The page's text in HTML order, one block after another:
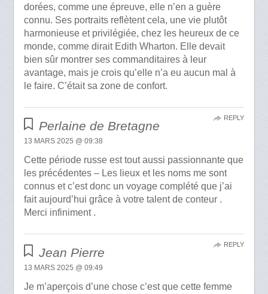
dorées, comme une épreuve, elle n’en a guère
connu. Ses portraits reflètent cela, une vie plutôt
harmonieuse et privilégiée, chez les heureux de ce
monde, comme dirait Edith Wharton. Elle devait
bien sûr montrer ses commanditaires à leur
avantage, mais je crois qu’elle n’a eu aucun mal à
le faire. C’était sa zone de confort.
Perlaine de Bretagne
13 MARS 2025 @ 09:38
Cette période russe est tout aussi passionnante que
les précédentes – Les lieux et les noms me sont
connus et c’est donc un voyage complété que j’ai
fait aujourd’hui grâce à votre talent de conteur .
Merci infiniment .
REPLY
Jean Pierre
13 MARS 2025 @ 09:49
Je m’aperçois d’une chose c’est que cette femme
REPLY